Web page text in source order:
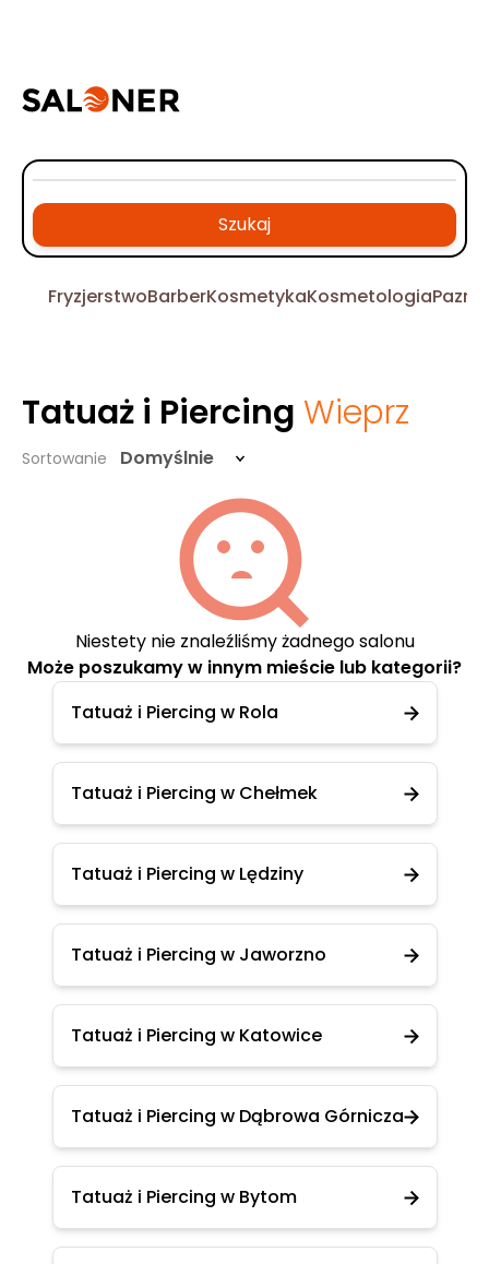
Szukaj
FryzjerstwoBarberKosmetykaKosmetologia
Tatuaż i Piercing Wieprz
Sortowanie Domyślnie
Niestety nie znaleźliśmy żadnego salonu
Może poszukamy w innym mieście lub kategorii?
Tatuaż i Piercing w Rola
Tatuaż i Piercing w Chełmek
Tatuaż i Piercing w Lędziny
Tatuaż i Piercing w Jaworzno
Tatuaż i Piercing w Katowice
Tatuaż i Piercing w Dąbrowa Górnicza
Tatuaż i Piercing w Bytom